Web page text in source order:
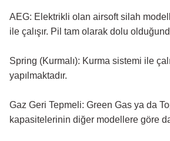
AEG: Elektrikli olan airsoft silah
ile çalışır. Pil tam olarak dolu
Spring (Kurmalı): Kurma sistemi ile
yapılmaktadır.
Gaz Geri Tepmeli: Green Gas ya da
kapasitelerinin diğer modellere göre